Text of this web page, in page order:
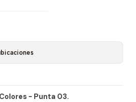
- Punta 03.